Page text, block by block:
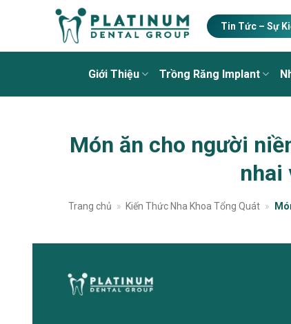
Tin Tức – Sự
Giới Thiệu Trồng Răng Implant
Món ăn cho người
nhai
Trang chủ » Kiến Thức Nha Khoa Tổng Quát »